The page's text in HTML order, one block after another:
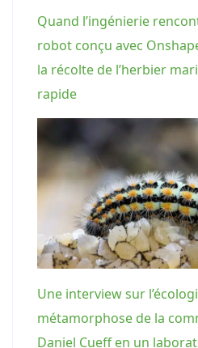
Quand l’ingénierie
robot conçu avec
la récolte de l’herbier
rapide
Une interview sur
métamorphose de la
Daniel Cueff en un